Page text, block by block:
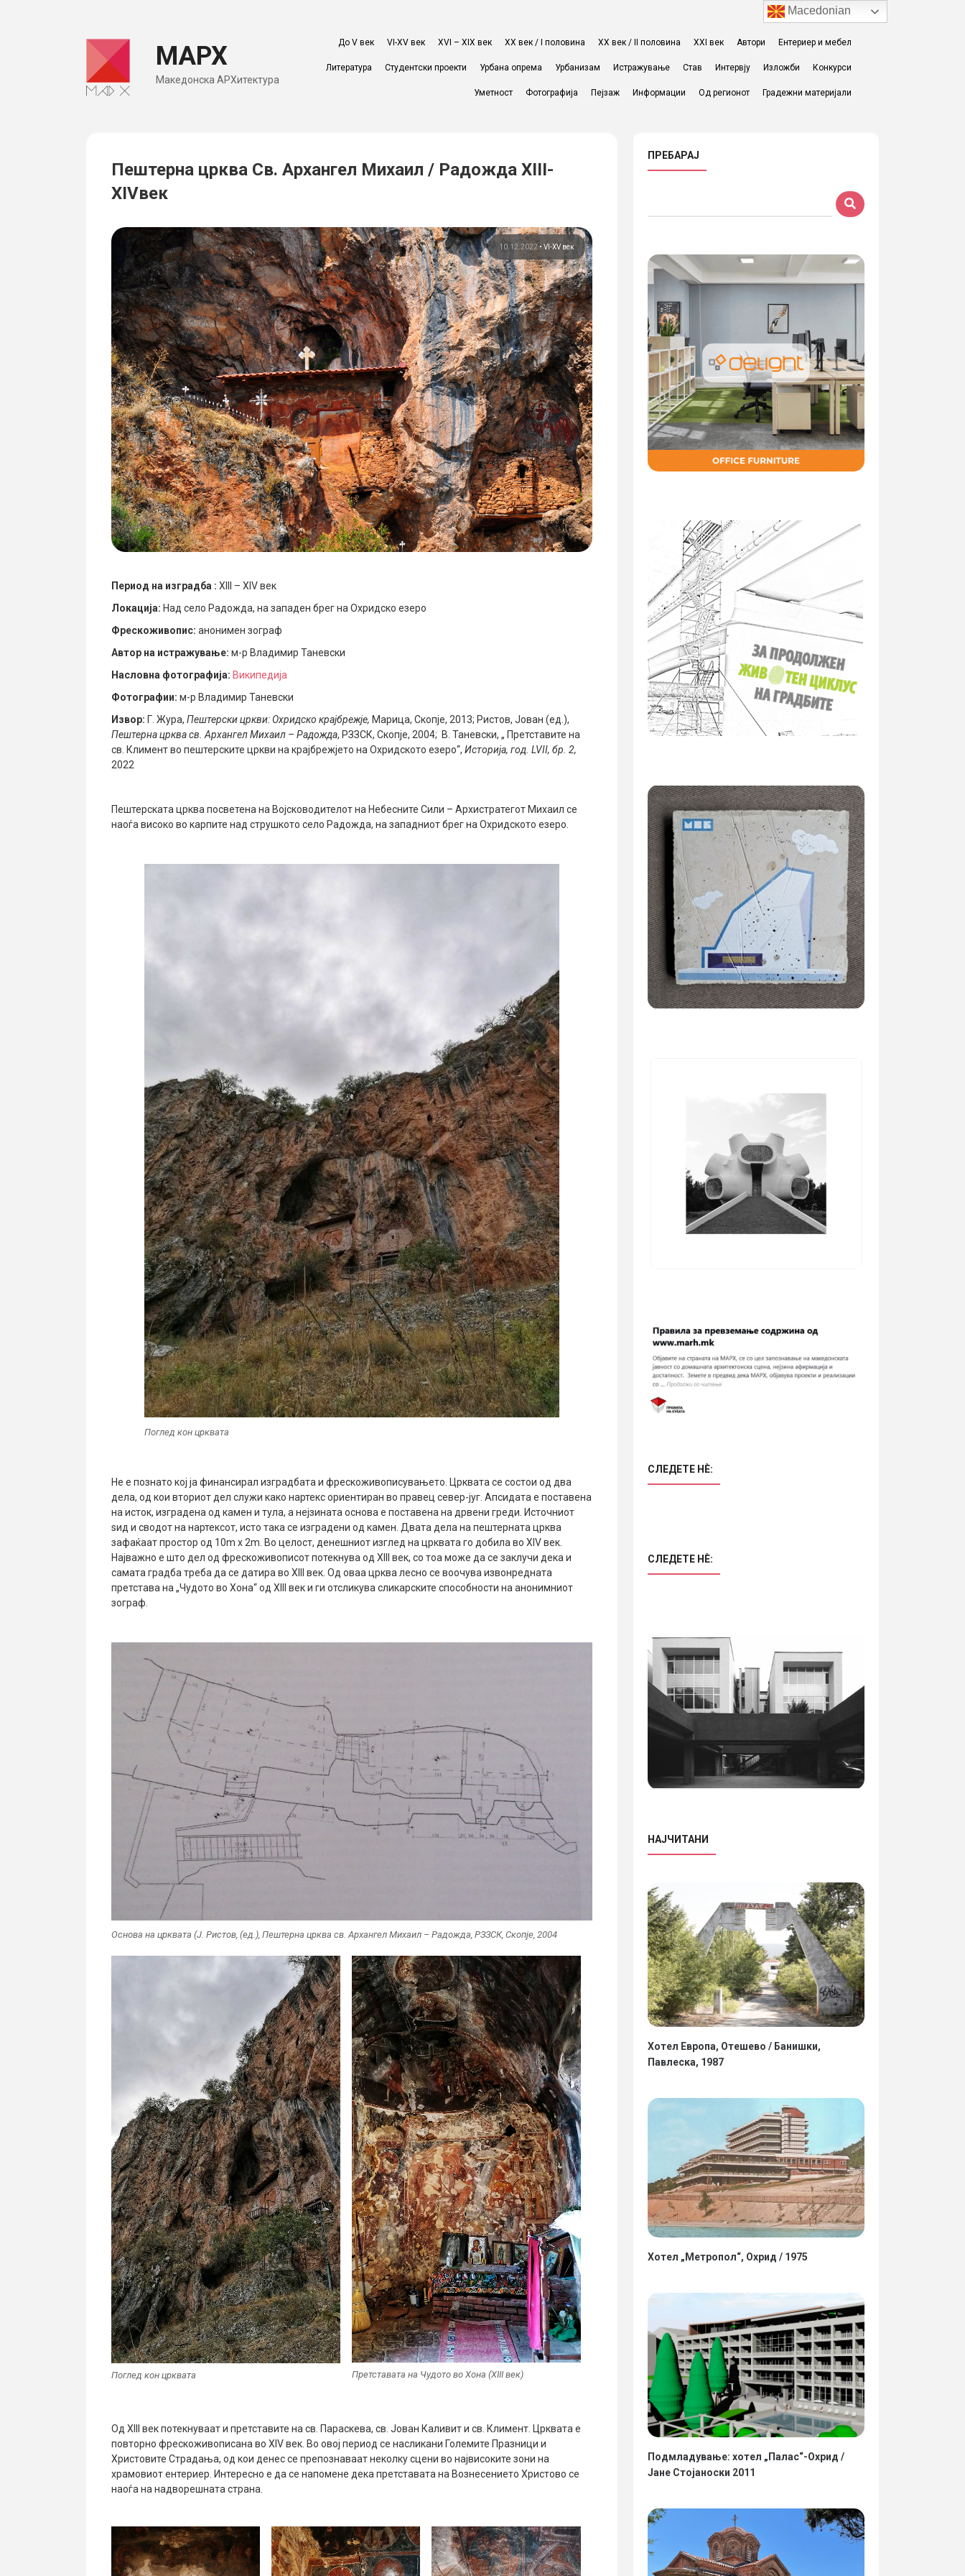
МАРХ
Македонска АРХитектура
До V век VI-XV век XVI – XIX век ХХ век / I половина ХХ век / II половина XXI век Автори Ентериер и мебел
Литература Студентски проекти Урбана опрема Урбанизам Истражување Став Интервју Изложби Конкурси
Уметност Фотографија Пејзаж Информации Од регионот Градежни материјали
Пештерна црква Св. Архангел Михаил / Радожда XIII-
XIVвек
10.12.2022• VI-XV век
Период на изградба : XIII – XIV век
Локација: Над село Радожда, на западен брег на Охридско езеро
Фрескоживопис: анонимен зограф
Автор на истражување: м-р Владимир Таневски
Насловна фотографија: Википедија
Фотографии: м-р Владимир Таневски
Извор: Г. Жура, Пештерски цркви: Охридско крајбрежје, Марица, Скопје, 2013; Ристов, Јован (ед.),
Пештерна црква св. Архангел Михаил – Радожда, РЗЗСК, Скопје, 2004; В. Таневски, „ Претставите на
св. Климент во пештерските цркви на крајбрежјето на Охридското езеро“, Историја, год. LVII, бр. 2,
2022
Пештерската црква посветена на Војсководителот на Небесните Сили – Архистратегот Михаил се
наоѓа високо во карпите над струшкото село Радожда, на западниот брег на Охридското езеро.
Поглед кон црквата
Не е познато кој ја финансирал изградбата и фрескоживописувањето. Црквата се состои од два
дела, од кои вториот дел служи како нартекс ориентиран во правец север-југ. Апсидата е поставена
на исток, изградена од камен и тула, а нејзината основа е поставена на дрвени греди. Источниот
ѕид и сводот на нартексот, исто така се изградени од камен. Двата дела на пештерната црква
зафаќаат простор од 10m х 2m. Во целост, денешниот изглед на црквата го добила во XIV век.
Најважно е што дел од фрескоживописот потекнува од XIII век, со тоа може да се заклучи дека и
самата градба треба да се датира во XIII век. Од оваа црква лесно се воочува извонредната
претстава на „Чудото во Хона“ од XIII век и ги отсликува сликарските способности на анонимниот
зограф.
Основа на црквата (Ј. Ристов, (ед.), Пештерна црква св. Архангел Михаил – Радожда, РЗЗСК, Скопје, 2004
Поглед кон црквата Претставата на Чудото во Хона (XIII век)
Од XIII век потекнуваат и претставите на св. Параскева, св. Јован Каливит и св. Климент. Црквата е
повторно фрескоживописана во XIV век. Во овој период се насликани Големите Празници и
Христовите Страдања, од кои денес се препознаваат неколку сцени во највисоките зони на
храмовиот ентериер. Интересно е да се напомене дека претставата на Вознесението Христово се
наоѓа на надворешната страна.
ПРЕБАРАЈ
СЛЕДЕТЕ НÈ:
СЛЕДЕТЕ НÈ:
НАЈЧИТАНИ
Хотел Европа, Отешево / Банишки,
Павлеска, 1987
Хотел „Метропол“, Охрид / 1975
Подмладување: хотел „Палас“-Охрид /
Јане Стојаноски 2011
Macedonian